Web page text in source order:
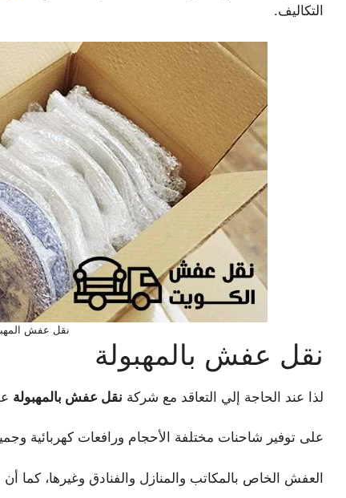
التكاليف.
نقل عفش
نقل عفش بالمهبولة
لذا عند الحاجة إلي التعاقد مع شركة نقل عفش بالمهبولة
على توفير شاحنات مختلفة الأحجام ورافعات كهربائية
العفش الخاص بالمكاتب والمنازل والفنادق وغيرها، كما